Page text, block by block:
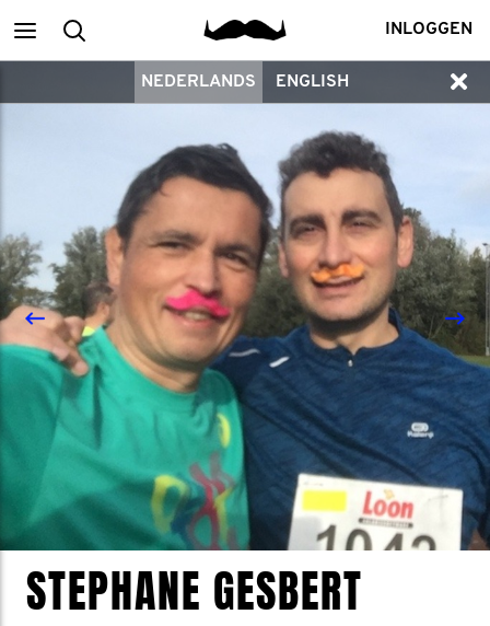
Mainzoek
deelnemer
INLOGGEN
NEDERLANDS ENGLISH
STEPHANE GESBERT